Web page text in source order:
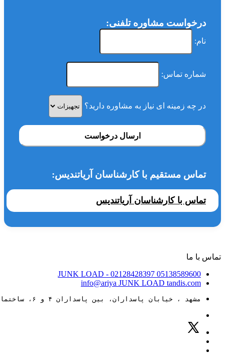
درخواست مشاوره تلفنی:
نام:
شماره تماس:
در چه زمینه ای نیاز به مشاوره دارید؟
ارسال درخواست
تماس مستقیم با کارشناسان آریاتندیس:
تماس با کارشناسان آریاتندیس
تماس با ما
05138589600
JUNK LOAD - 02128428397
info@ariya JUNK LOAD tandis.com
مشهد ، خیابان پاسداران، بین پاسداران ۴ و ۶، ساختمان ۸۸